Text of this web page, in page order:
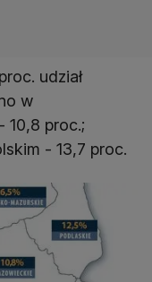
udział
w
10,8 proc.;
- 13,7 proc.